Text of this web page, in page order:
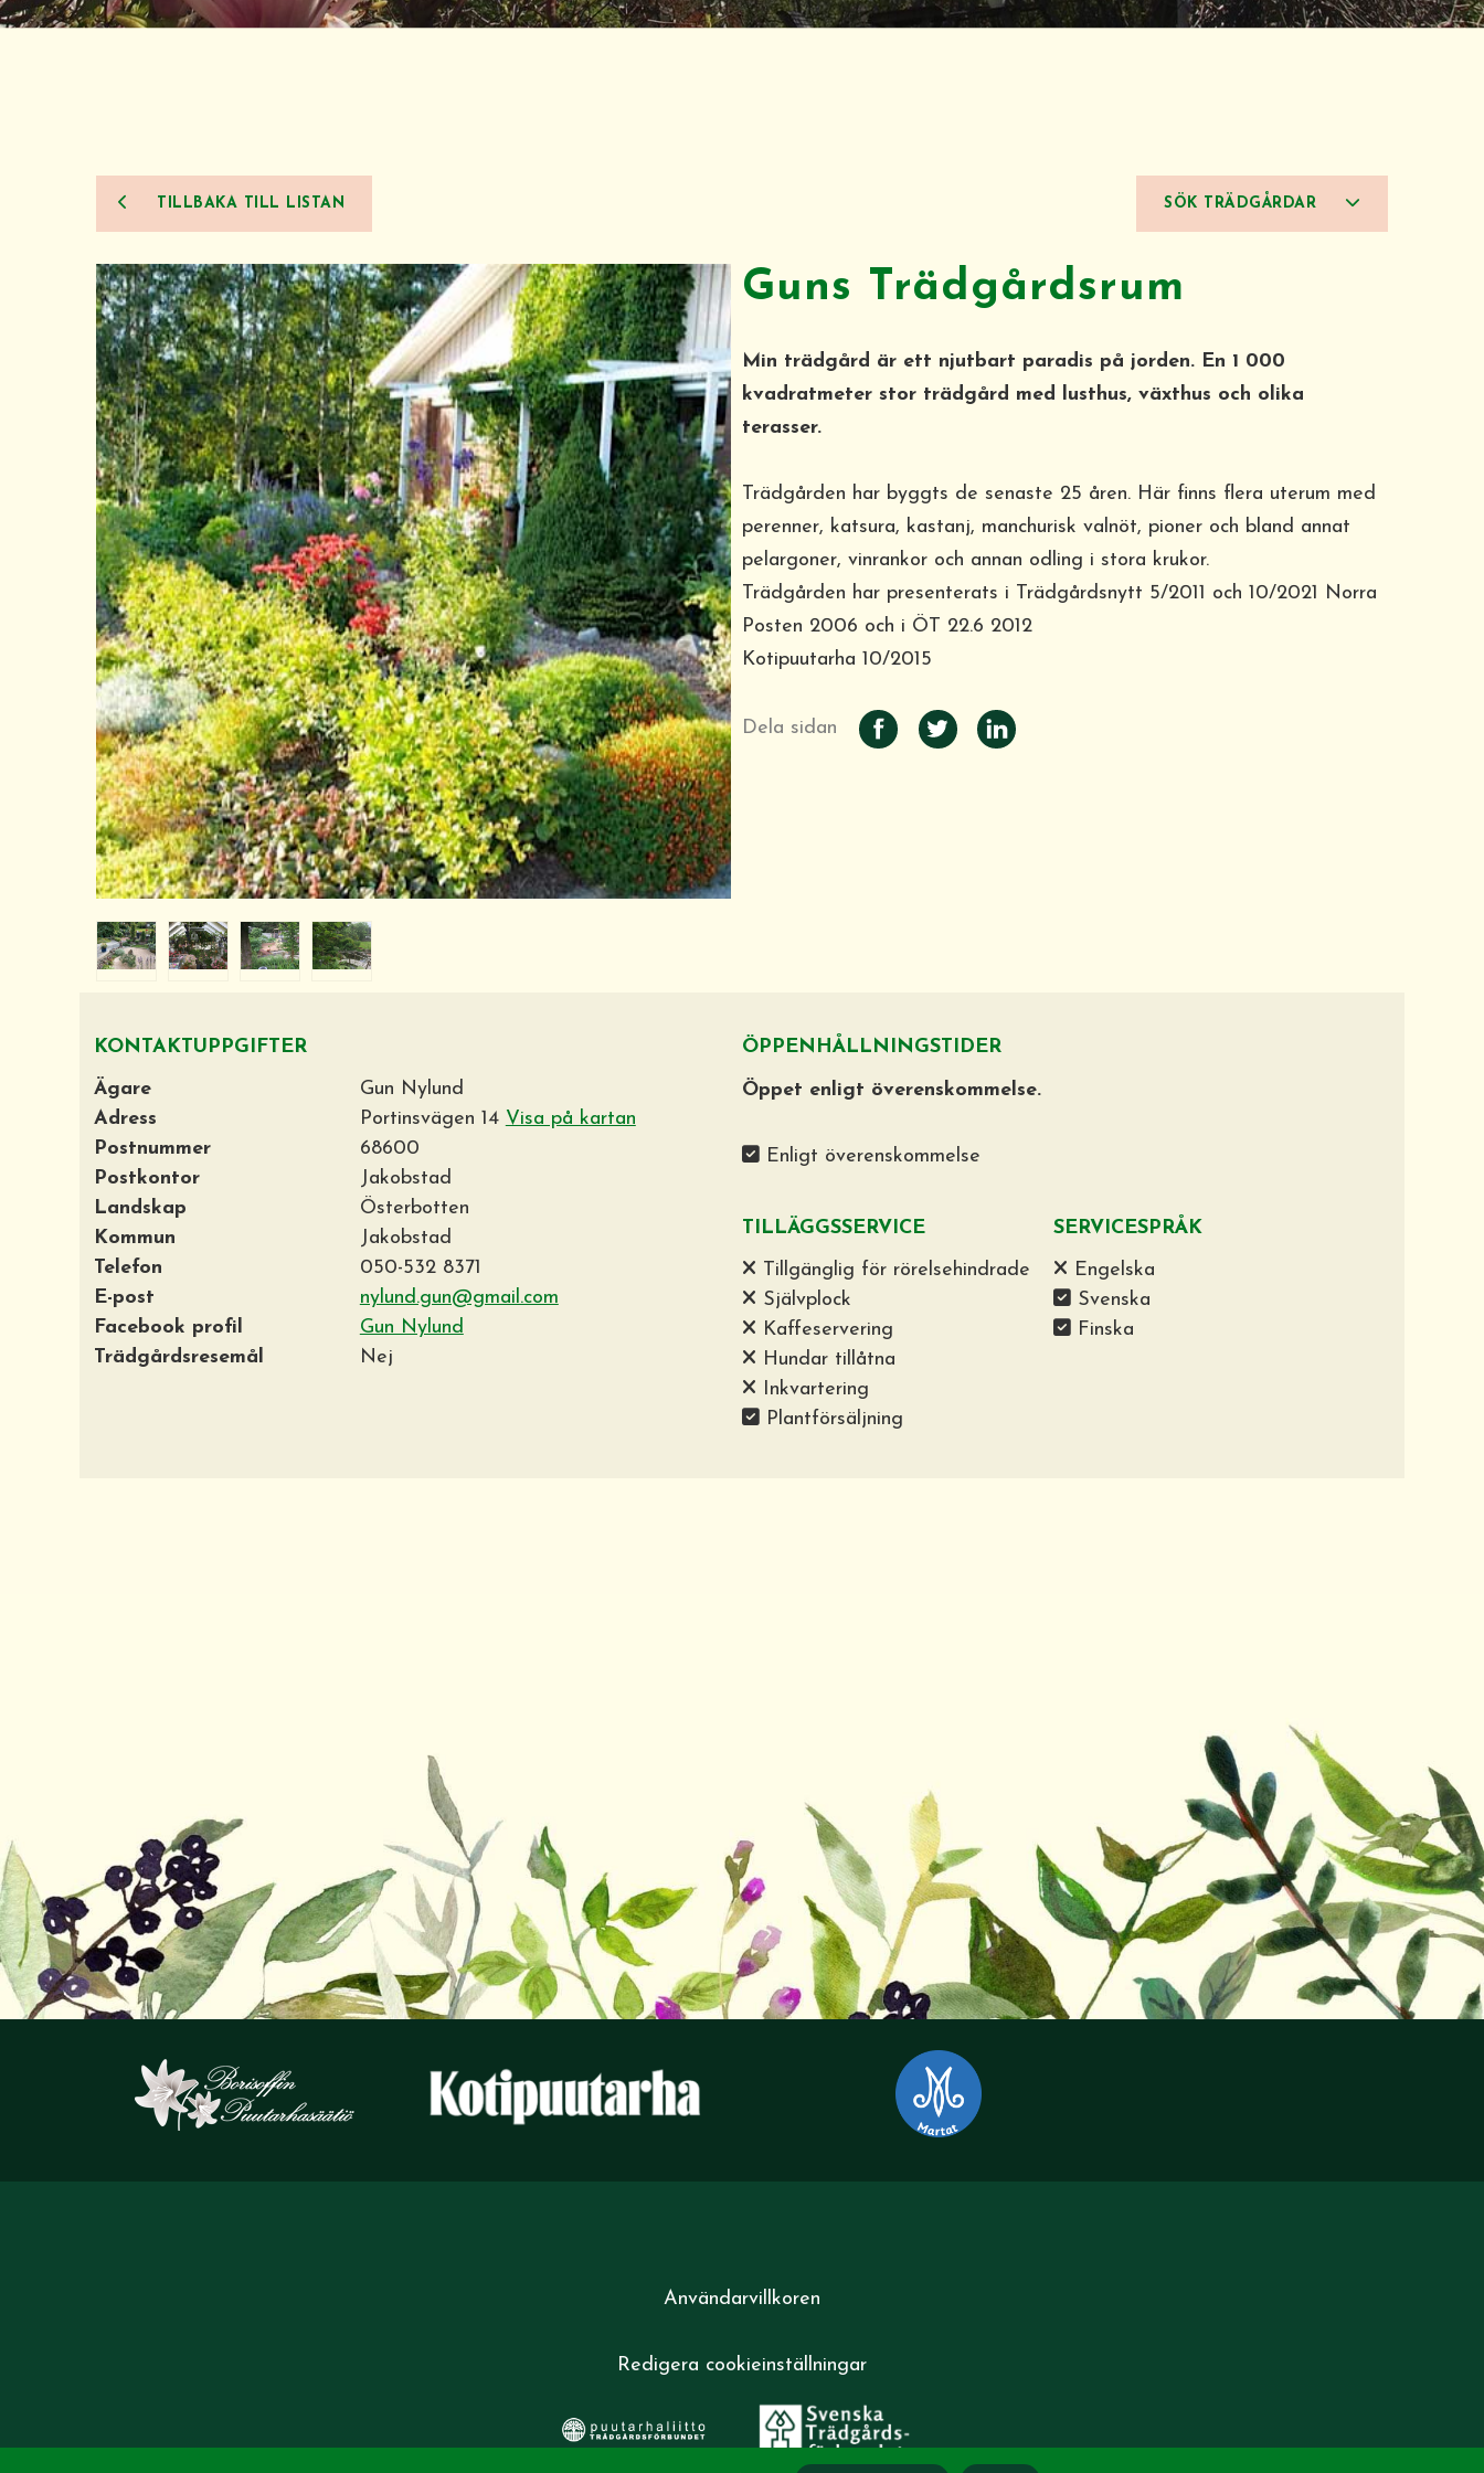
TILLBAKA TILL LISTAN SÖK TRÄDGÅRDAR
Guns Trädgårdsrum
Min trädgård är ett njutbart paradis på jorden. En 1 000
kvadratmeter stor trädgård med lusthus, växthus och olika
terasser.
Trädgården har byggts de senaste 25 åren. Här finns flera uterum med
perenner, katsura, kastanj, manchurisk valnöt, pioner och bland annat
pelargoner, vinrankor och annan odling i stora krukor.
Trädgården har presenterats i Trädgårdsnytt 5/2011 och 10/2021 Norra
Posten 2006 och i ÖT 22.6 2012
Kotipuutarha 10/2015
Dela sidan
KONTAKTUPPGIFTER
Ägare
Gun Nylund
Adress
Portinsvägen 14 Visa på kartan
Postnummer
68600
Postkontor
Jakobstad
Landskap
Österbotten
Kommun
Jakobstad
Telefon
050-532 8371
E-post
nylund.gun@gmail.com
Facebook profil
Gun Nylund
Trädgårdsresemål
Nej
ÖPPENHÅLLNINGSTIDER
Öppet enligt överenskommelse.
Enligt överenskommelse
TILLÄGGSSERVICE
Tillgänglig för rörelsehindrade
Självplock
Kaffeservering
Hundar tillåtna
Inkvartering
Plantförsäljning
SERVICESPRÅK
Engelska
Svenska
Finska
Användarvillkoren
Redigera cookieinställningar